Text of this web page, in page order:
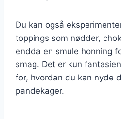
Du kan også
toppings som nødder,
endda en smule honning
smag. Det er kun
for, hvordan du kan nyde
pandekager.